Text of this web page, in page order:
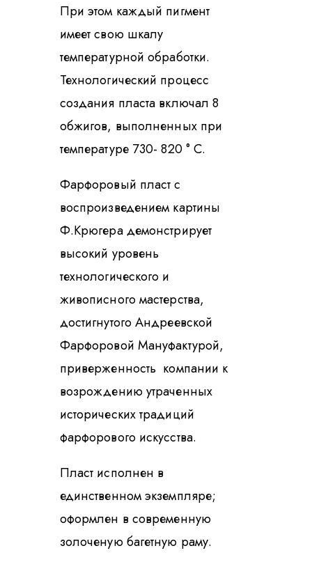
При этом каждый пигмент
имеет свою шкалу
температурной обработки.
Технологический процесс
создания пласта включал 8
обжигов, выполненных при
температуре 730- 820 ° C.
Фарфоровый пласт с
воспроизведением картины
Ф.Крюгера демонстрирует
высокий уровень
технологического и
живописного мастерства,
достигнутого Андреевской
Фарфоровой Мануфактурой,
приверженность компании к
возрождению утраченных
исторических традиций
фарфорового искусства.
Пласт исполнен в
единственном экземпляре;
оформлен в современную
золоченую багетную раму.